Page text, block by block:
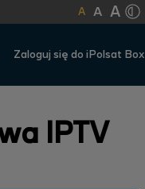
A A A
Zaloguj się do iPolsat Box
IPTV